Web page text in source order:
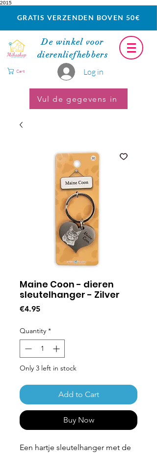
2015
GRATIS VERZENDEN BOVEN 50€
De winkel voor
dierenliefhebbers
Log in
Cart
Vul de gegevens in
Maine Coon - dieren
sleutelhanger - Zilver
€4.95Price
Quantity *
Only 3 left in stock
Add to Cart
Buy Now
Een hartje sleutelhanger met de